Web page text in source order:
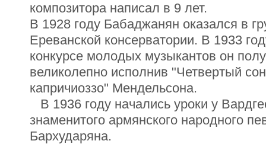
композитора написал в 9 лет.
В 1928 году Бабаджанян оказался в
Ереванской консерватории. В 1933
конкурсе молодых музыкантов он
великолепно исполнив "Четвертый
капричиоззо" Мендельсона.
В 1936 году начались уроки у
знаменитого армянского народного
Бархударяна.